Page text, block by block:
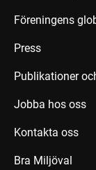
Föreningens
Press
Publikationer
Jobba hos oss
Kontakta oss
Bra Miljöval